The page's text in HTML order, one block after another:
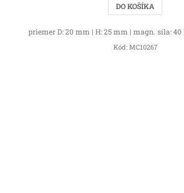
DO KOŠÍKA
priemer D: 20 mm | H: 25 mm | magn. sila: 40
Kód: MC10267